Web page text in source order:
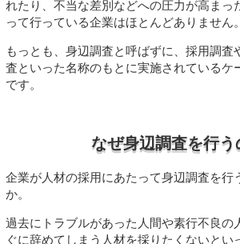
れたり、不当な差別などへの圧力が高まっ
って行っている企業はほとんどありません。
もっとも、身辺調査と呼ばずに、採用調査
査といった名称のもとに実施されているケ
です。
なぜ身辺調査を行う
企業が人材の採用にあたって身辺調査を行
か。
過去にトラブルがあった人間や素行不良の
ぐに辞めてしまう人材を採りたくないとい